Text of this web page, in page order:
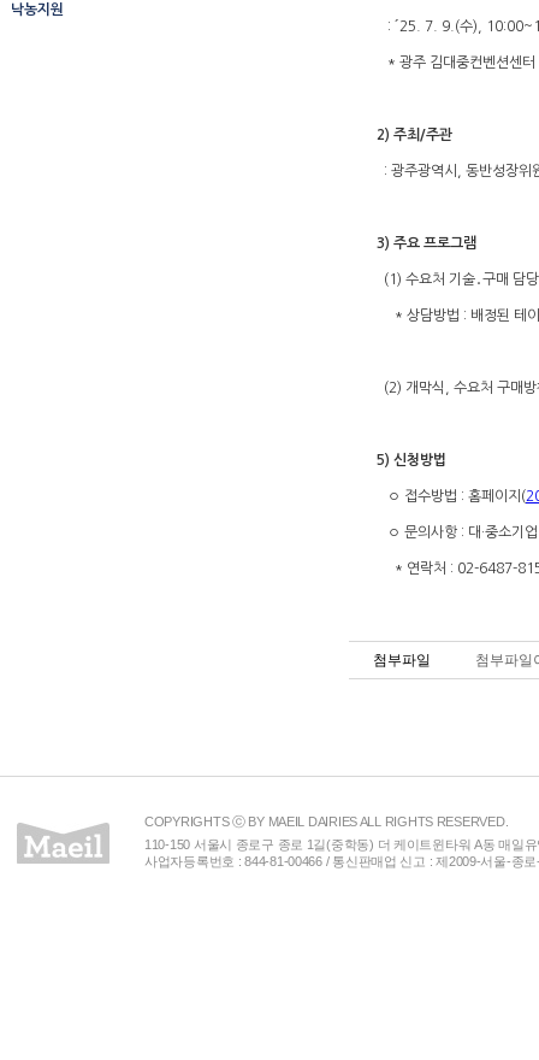
낙농지원
: ´25. 7. 9.(수),
* 광주 김대중컨벤션센터
2) 주최/주관
: 광주광역시, 동반성장위
3) 주요 프로그램
(1) 수요처 기술․구매 담
* 상담방법 : 배정된 테
(2) 개막식, 수요처 구매방
5) 신청방법
◦ 접수방법 : 홈페이지 (
◦ 문의사항 : 대·중소기
* 연락처 : 02-6487-
첨부파일 첨부파일
COPYRIGHTS ⓒ BY MAEIL DAIRIES ALL RIGHTS RESERVED.
110-150 서울시 종로구 종로 1길(중학동) 더 케이트윈타워 A동 매일
사업자등록번호 : 844-81-00466 / 통신판매업 신고 : 제2009-서울-종